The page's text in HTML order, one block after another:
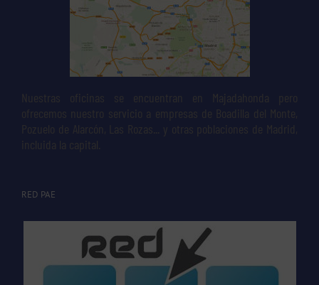
Nuestras oficinas se encuentran en Majadahonda pero
ofrecemos nuestro servicio a empresas de Boadilla del Monte,
Pozuelo de Alarcón, Las Rozas... y otras poblaciones de Madrid,
incluida la capital.
RED PAE